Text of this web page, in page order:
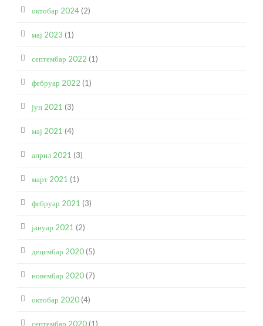
октобар 2024 (2)
мај 2023 (1)
септембар 2022 (1)
фебруар 2022 (1)
јун 2021 (3)
мај 2021 (4)
април 2021 (3)
март 2021 (1)
фебруар 2021 (3)
јануар 2021 (2)
децембар 2020 (5)
новембар 2020 (7)
октобар 2020 (4)
септембар 2020 (1)